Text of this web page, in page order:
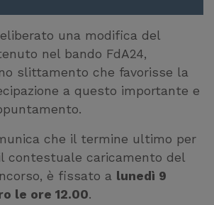
una modifica del
nel bando FdA24,
slittamento che favorisse la
a questo importante e
che il termine ultimo per
contestuale caricamento del
è fissato a lunedì 9
le ore 12.00.